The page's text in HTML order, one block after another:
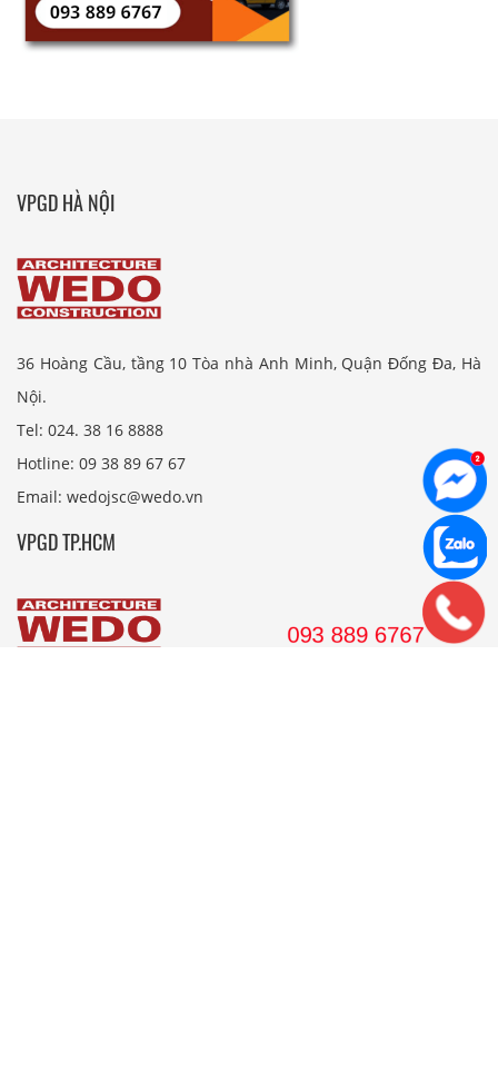
VPGD HÀ NỘI
36 Hoàng Cầu, tầng 10 Tòa nhà Anh Minh, Quận Đống Đa, Hà
Nội.
Tel: 024. 38 16 8888
Hotline: 09 38 89 67 67
Email: wedojsc@wedo.vn
VPGD TP.HCM